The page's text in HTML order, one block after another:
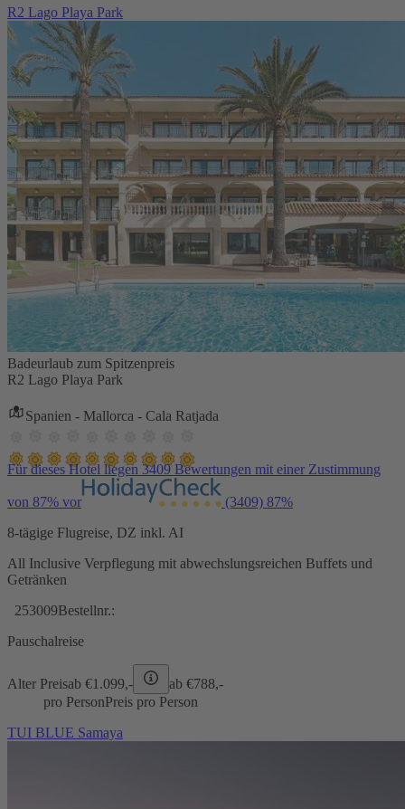
R2 Lago Playa Park
Badeurlaub zum Spitzenpreis
R2 Lago Playa Park
Spanien - Mallorca - Cala Ratjada
Für dieses Hotel liegen 3409 Bewertungen mit einer Zustimmung
von 87% vor (3409) 87%
8-tägige Flugreise, DZ inkl. AI
All Inclusive Verpflegung mit abwechslungsreichen Buffets und
Getränken
253009Bestellnr.:
Pauschalreise
Alter Preisab €1.099,- ab €788,-
pro PersonPreis pro Person
TUI BLUE Samaya